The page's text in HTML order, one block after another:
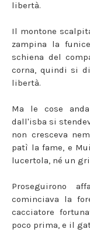
libertà.
Il montone
zampina la
schiena del
corna, quindi si
libertà.
Ma le cose
dall'isba si
non cresceva
patì la fame, e
lucertola, né un
Proseguirono
cominciava la
cacciatore
poco prima, e il